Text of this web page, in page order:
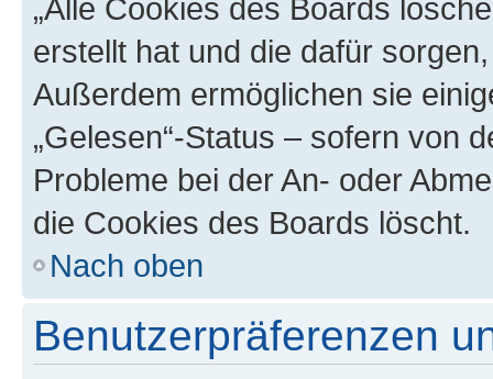
„Alle Cookies des Boards
erstellt hat und die dafür
Außerdem ermöglichen sie
„Gelesen“-Status – sofern von
Probleme bei der An- oder
die Cookies des Boards löscht.
Nach oben
Benutzerpräferenzen